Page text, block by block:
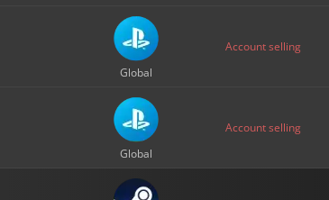
Global
Account selling
Global
Account selling